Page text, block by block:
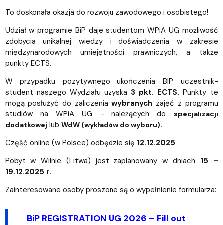
To doskonała okazja do rozwoju zawodowego i osobistego!
Udział w programie BiP daje studentom WPiA UG możliwość
zdobycia unikalnej wiedzy i doświadczenia w zakresie
międzynarodowych umiejętności prawniczych, a także
punkty ECTS.
W przypadku pozytywnego ukończenia BIP uczestnik-
student naszego Wydziału uzyska 3 pkt. ECTS. Punkty te
mogą posłużyć do zaliczenia wybranych zajęć z programu
studiów na WPiA UG - należących do
specjalizacji
dodatkowej lub WdW (wykładów do wyboru).
Część online (w Polsce) odbędzie się 12.12.2025
Pobyt w Wilnie (Litwa) jest zaplanowany w dniach 15 –
19.12.2025 r.
Zainteresowane osoby proszone są o wypełnienie formularza:
BiP REGISTRATION UG 2026 – Fill out